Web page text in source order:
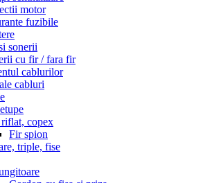
motor
fuzibile
sonerii
cu fir / fara fir
cablurilor
cabluri
copex
Fir spion
triple, fise